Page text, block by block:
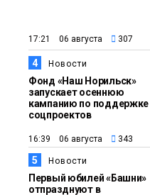
12:25
Медиакомпании
17:21 06 августа 307
4 Новости
Фонд «Наш Норильск»
запускает осеннюю
кампанию по поддержке
соцпроектов
16:39 06 августа 343
5 Новости
Первый юбилей «Башни»
отпразднуют в